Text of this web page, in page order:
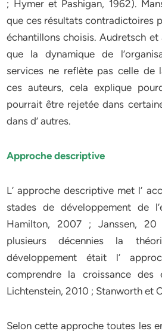
; Hymer et Pashigan, 1962).
que ces résultats contradictoires
échantillons choisis. Audretsch
que la dynamique de
services ne reflète pas celle de
ces auteurs, cela explique
pourrait être rejetée dans
dans d’ autres.
Approche descriptive
L’ approche descriptive met l’
stades de développement de
Hamilton, 2007 ; Janssen,
plusieurs décennies la
développement était l’
comprendre la croissance des
Lichtenstein, 2010 ; Stanworth et
Selon cette approche toutes les